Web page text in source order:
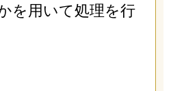
を用いて処理を行